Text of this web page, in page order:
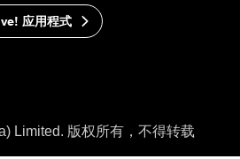
应用程式
Limited. 版权所有，不得转载